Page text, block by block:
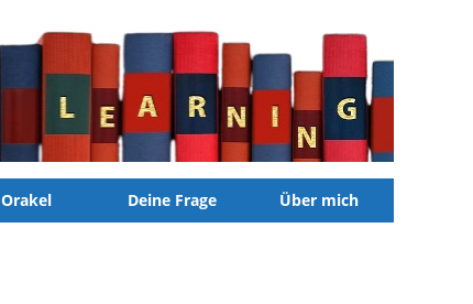
Orakel Deine Frage Über mich